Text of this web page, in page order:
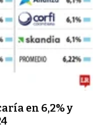
en 6,2% y